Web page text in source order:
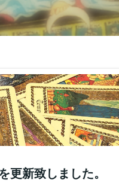
更新致しました。